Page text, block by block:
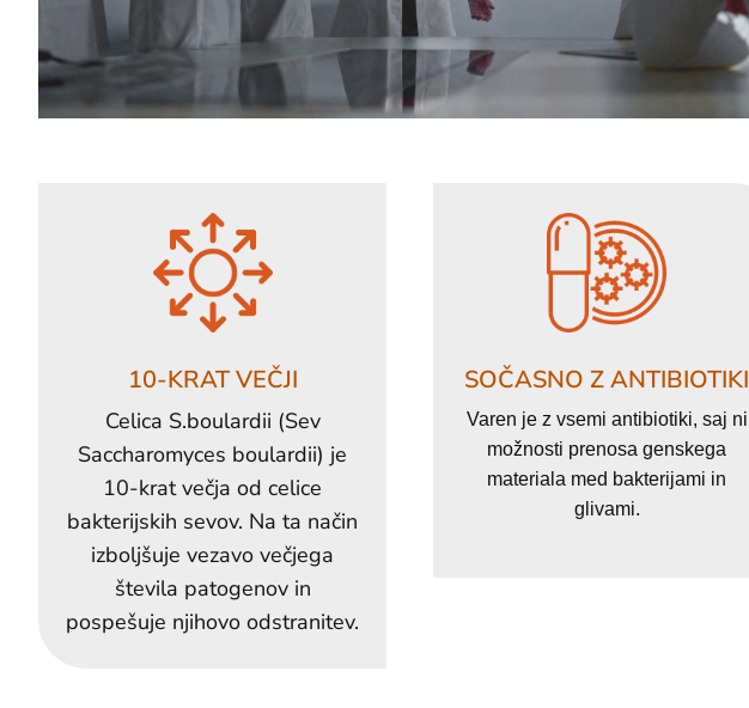
10-KRAT VEČJI
Celica S.boulardii (Sev
Saccharomyces boulardii) je
10-krat večja od celice
bakterijskih sevov. Na ta način
izboljšuje vezavo večjega
števila patogenov in
pospešuje njihovo odstranitev.
SOČASNO Z ANTIBIOTIKI
Varen je z vsemi antibiotiki, saj ni
možnosti prenosa genskega
materiala med bakterijami in
glivami.